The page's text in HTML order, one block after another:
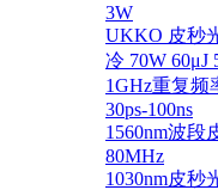
3W
UKKO 皮秒
冷 70W 60μJ
1GHz重复频
30ps-100ns
1560nm波段
80MHz
1030nm皮秒